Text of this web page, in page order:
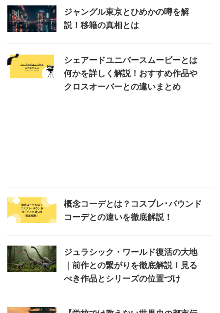
ジャングル東京とひめかの噂を解
説！移籍の真相とは
シェアードユニバースムービーとは
何かを詳しく解説！おすすめ作品や
クロスオーバーとの違いまとめ
概念コーデとは？コスプレ･バウンド
コーデとの違いを徹底解説！
ジュラシック・ワールド復活の大地
｜前作との繋がりを徹底解説！見る
べき作品とシリーズの位置づけ